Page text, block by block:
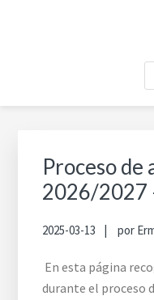
Ermitaberri es el
Proceso de
2026/2027
2025-03-13 por
En esta página
durante el proceso
Sidebar